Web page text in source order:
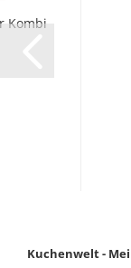
Kombi
Kuchenwelt -